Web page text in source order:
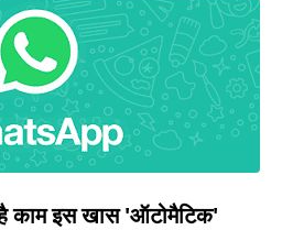
इस खास 'ऑटोमैटिक'